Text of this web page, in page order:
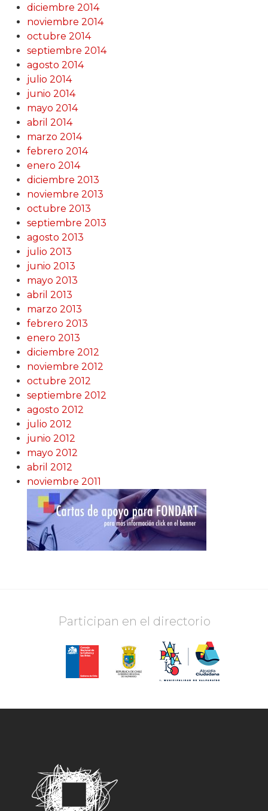
diciembre 2014
noviembre 2014
octubre 2014
septiembre 2014
agosto 2014
julio 2014
junio 2014
mayo 2014
abril 2014
marzo 2014
febrero 2014
enero 2014
diciembre 2013
noviembre 2013
octubre 2013
septiembre 2013
agosto 2013
julio 2013
junio 2013
mayo 2013
abril 2013
marzo 2013
febrero 2013
enero 2013
diciembre 2012
noviembre 2012
octubre 2012
septiembre 2012
agosto 2012
julio 2012
junio 2012
mayo 2012
abril 2012
noviembre 2011
Participan en el directorio